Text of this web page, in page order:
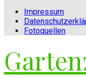
Impressum
Fotoquellen